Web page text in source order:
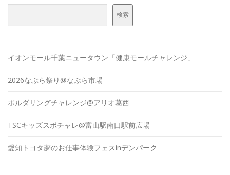
検索
イオンモール千葉ニュータウン「健康モールチャレンジ」
2026なぶら祭り@なぶら市場
ボルダリングチャレンジ@アリオ葛西
TSCキッズスポチャレ@富山駅南口駅前広場
愛知トヨタ夢のお仕事体験フェスinデンパーク